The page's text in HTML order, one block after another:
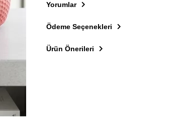
Yorumlar
Ödeme Seçenekleri
Ürün Önerileri